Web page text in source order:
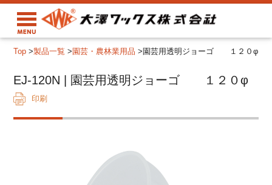
Top >製品一覧 >園芸・農林業用品 >園芸用透明ジョーゴ １２０φ
EJ-120N | 園芸用透明ジョーゴ １２０φ
印刷